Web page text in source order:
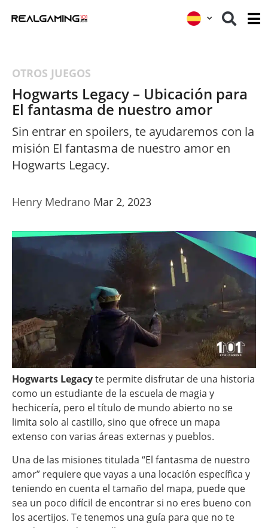
OTROS JUEGOS
Hogwarts Legacy – Ubicación para
El fantasma de nuestro amor
Sin entrar en spoilers, te ayudaremos con la
misión El fantasma de nuestro amor en
Hogwarts Legacy.
Henry Medrano Mar 2, 2023
Hogwarts Legacyte permite disfrutar de una historia
como un estudiante de la escuela de magia y
hechicería, pero el título de mundo abierto no se
limita solo al castillo, sino que ofrece un mapa
extenso con varias áreas externas y pueblos.
Una de las misiones titulada “El fantasma de nuestro
amor” requiere que vayas a una locación específica y
teniendo en cuenta el tamaño del mapa, puede que
sea un poco difícil de encontrar si no eres bueno con
los acertijos. Te tenemos una guía para que no te